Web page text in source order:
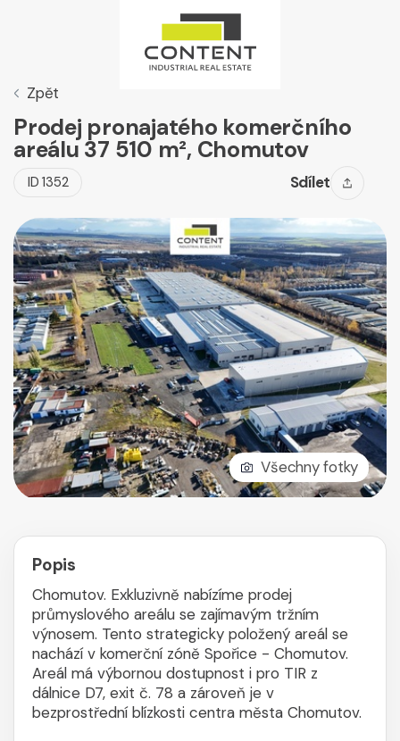
Zpět
Prodej pronajatého komerčního
areálu 37 510 m², Chomutov
ID 1352 Sdílet
Všechny fotky
Popis
Chomutov. Exkluzivně nabízíme prodej
průmyslového areálu se zajímavým tržním
výnosem. Tento strategicky položený areál se
nachází v komerční zóně Spořice - Chomutov.
Areál má výbornou dostupnost i pro TIR z
dálnice D7, exit č. 78 a zároveň je v
bezprostřední blízkosti centra města Chomutov.